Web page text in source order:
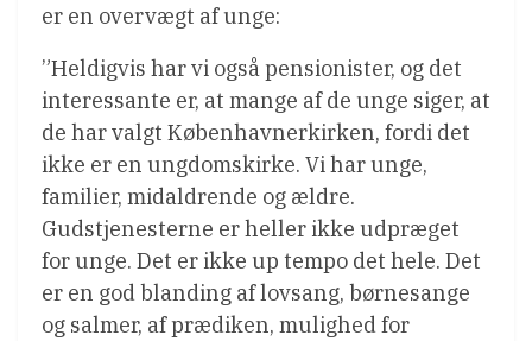
er en overvægt af unge:
”Heldigvis har vi også pensionister, og det
interessante er, at mange af de unge siger, at
de har valgt Københavnerkirken, fordi det
ikke er en ungdomskirke. Vi har unge,
familier, midaldrende og ældre.
Gudstjenesterne er heller ikke udpræget
for unge. Det er ikke up tempo det hele. Det
er en god blanding af lovsang, børnesange
og salmer, af prædiken, mulighed for